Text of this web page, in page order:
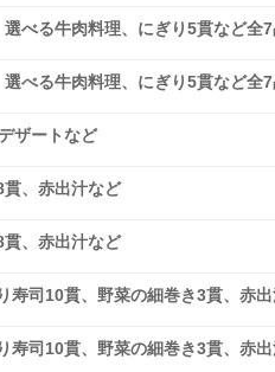
べる牛肉料理、にぎり5貫など全
べる牛肉料理、にぎり5貫など全
ザートなど
貫、赤出汁など
貫、赤出汁など
寿司10貫、野菜の細巻き3貫、赤
寿司10貫、野菜の細巻き3貫、赤